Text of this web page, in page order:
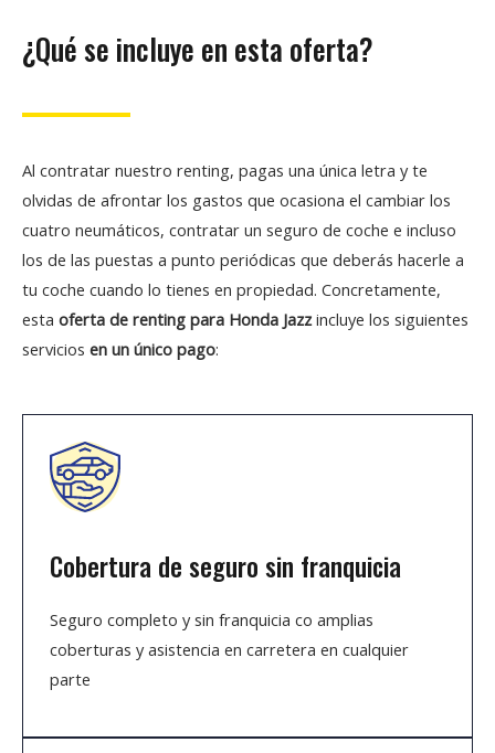
¿Qué se incluye en esta oferta?
Al contratar nuestro renting, pagas una única letra y te
olvidas de afrontar los gastos que ocasiona el cambiar los
cuatro neumáticos, contratar un seguro de coche e incluso
los de las puestas a punto periódicas que deberás hacerle a
tu coche cuando lo tienes en propiedad. Concretamente,
esta oferta de renting para Honda Jazz incluye los siguientes
servicios en un único pago:
Cobertura de seguro sin franquicia
Seguro completo y sin franquicia co amplias
coberturas y asistencia en carretera en cualquier
parte